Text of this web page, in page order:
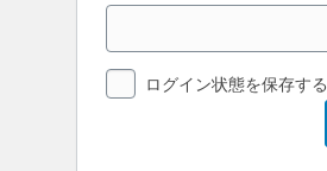
ログイン状態を保存する